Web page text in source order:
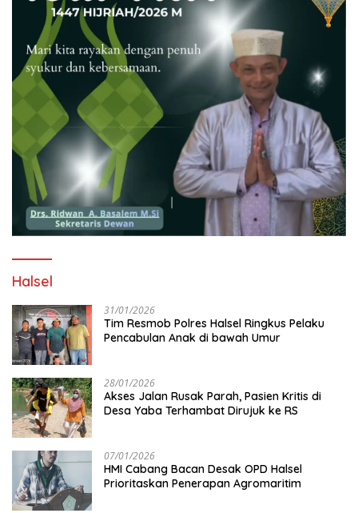
Halsel
31/01/2026
Tim Resmob Polres Halsel Ringkus Pelaku
Pencabulan Anak di bawah Umur
28/01/2026
Akses Jalan Rusak Parah, Pasien Kritis di
Desa Yaba Terhambat Dirujuk ke RS
07/01/2026
HMI Cabang Bacan Desak OPD Halsel
Prioritaskan Penerapan Agromaritim